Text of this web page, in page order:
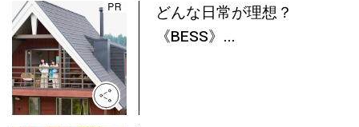
どんな日常が理想？
《BESS》...